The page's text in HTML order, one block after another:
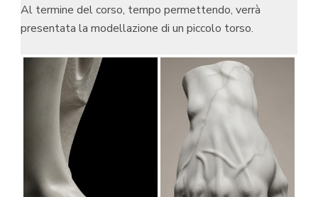
Al termine del corso, tempo permettendo, verrà
presentata la modellazione di un piccolo torso.